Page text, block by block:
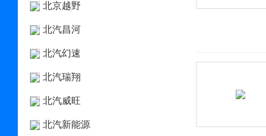
北京越野
北汽昌河
北汽幻速
北汽瑞翔
北汽威旺
北汽新能源